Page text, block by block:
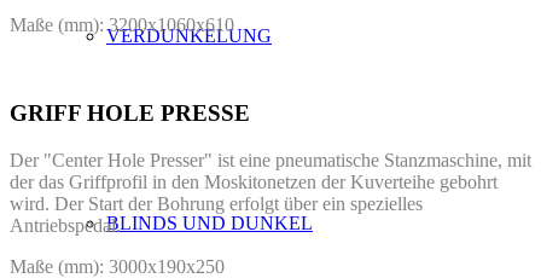
VERDUNKELUNG
BLINDS UND DUNKEL
Maße (mm): 3200x1060x610
GRIFF HOLE PRESSE
Der "Center Hole Presser" ist eine pneumatische Stanzmaschine, mit
der das Griffprofil in den Moskitonetzen der Kuverteihe gebohrt
wird. Der Start der Bohrung erfolgt über ein spezielles
Antriebspedal.
Maße (mm): 3000x190x250